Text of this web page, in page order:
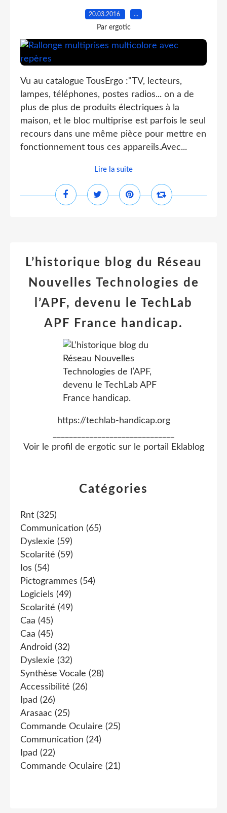
20.03.2016 …
Par ergotic
Vu au catalogue TousErgo :"TV, lecteurs,
lampes, téléphones, postes radios... on a de
plus de plus de produits électriques à la
maison, et le bloc multiprise est parfois le seul
recours dans une même pièce pour mettre en
fonctionnement tous ces appareils.Avec...
Lire la suite
Catégories
Rnt (325)
Communication (65)
Dyslexie (59)
Scolarité (59)
Ios (54)
Pictogrammes (54)
Logiciels (49)
Scolarité (49)
Caa (45)
Caa (45)
Android (32)
Dyslexie (32)
Synthèse Vocale (28)
Accessibilité (26)
Ipad (26)
Arasaac (25)
Commande Oculaire (25)
Communication (24)
Ipad (22)
Commande Oculaire (21)
L’historique blog du Réseau
Nouvelles Technologies de
l’APF, devenu le TechLab
APF France handicap.
https://techlab-handicap.org
Voir le profil de ergotic sur le portail Eklablog